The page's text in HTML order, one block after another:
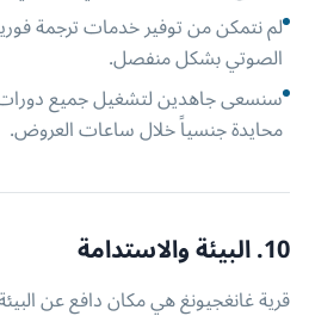
لم نتمكن من توفير خدمات ترجمة
الصوتي بشكل منفصل.
سنسعى جاهدين لتشغيل جميع دورات
محايدة جنسياً خلال ساعات العروض.
10. البيئة والاستدامة
قرية غانغجيونغ هي مكان دافع عن